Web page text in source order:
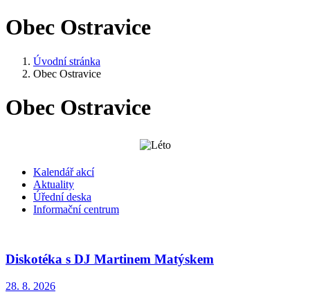
Obec Ostravice
Úvodní stránka
Obec Ostravice
Obec Ostravice
Kalendář akcí
Aktuality
Úřední deska
Informační centrum
Diskotéka s DJ Martinem Matýskem
28. 8. 2026